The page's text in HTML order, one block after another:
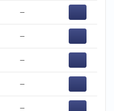
−
−
−
−
−